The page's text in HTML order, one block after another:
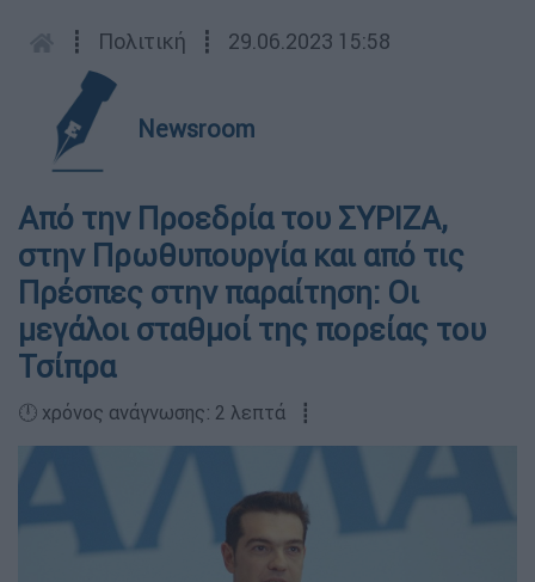
┋ Πολιτική ┋ 29.06.2023 15:58
Newsroom
Από την Προεδρία του ΣΥΡΙΖΑ,
στην Πρωθυπουργία και από τις
Πρέσπες στην παραίτηση: Οι
μεγάλοι σταθμοί της πορείας του
Τσίπρα
🕛 χρόνος ανάγνωσης: 2 λεπτά ┋